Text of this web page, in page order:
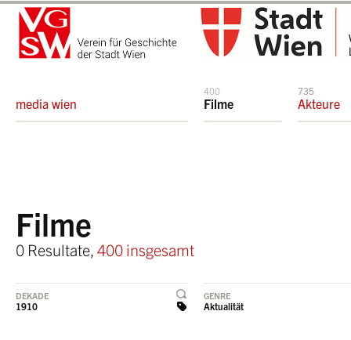
media wien
400
Filme
735
Akteure
Filme
0 Resultate, 400 insgesamt
DEKADE
1910
GENRE
Aktualität